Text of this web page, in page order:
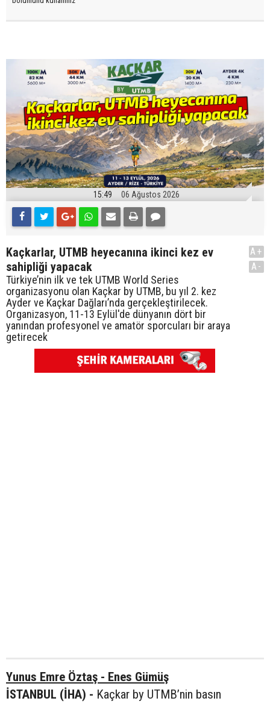
15:49 06 Ağustos 2026
Kaçkarlar, UTMB heyecanına ikinci kez ev
sahipliği yapacak
Türkiye’nin ilk ve tek UTMB World Series
organizasyonu olan Kaçkar by UTMB, bu yıl 2. kez
Ayder ve Kaçkar Dağları’nda gerçekleştirilecek.
Organizasyon, 11-13 Eylül'de dünyanın dört bir
yanından profesyonel ve amatör sporcuları bir araya
getirecek
A+
A-
Yunus Emre Öztaş - Enes Gümüş
İSTANBUL (İHA) - Kaçkar by UTMB’nin basın